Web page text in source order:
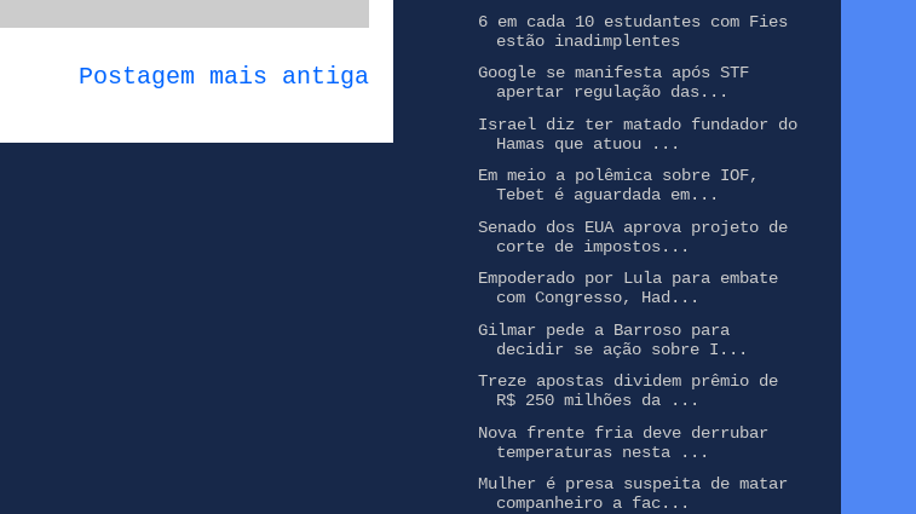
Postagem mais antiga
6 em cada 10 estudantes com Fies
estão inadimplentes
Google se manifesta após STF
apertar regulação das...
Israel diz ter matado fundador do
Hamas que atuou ...
Em meio a polêmica sobre IOF,
Tebet é aguardada em...
Senado dos EUA aprova projeto de
corte de impostos...
Empoderado por Lula para embate
com Congresso, Had...
Gilmar pede a Barroso para
decidir se ação sobre I...
Treze apostas dividem prêmio de
R$ 250 milhões da ...
Nova frente fria deve derrubar
temperaturas nesta ...
Mulher é presa suspeita de matar
companheiro a fac...